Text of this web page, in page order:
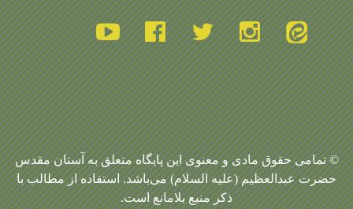
© تمامی حقوق مادی و معنوی این پایگاه متعلق به آستان مقدس
حضرت عبدالعظیم (علیه السلام) می‌باشد. استفاده از مطالب با
ذکر منبع بلامانع است.